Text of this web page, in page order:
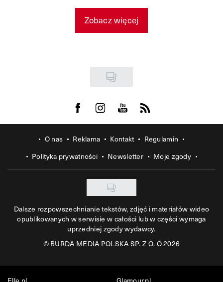
Zobacz więcej
Visit us on Facebook
Visit us on Instagram
Visit us on Youtube
Visit us on Rss
O nas Reklama Kontakt
Regulamin
Polityka prywatności
Newsletter Moje zgody
Dalsze rozpowszechnianie tekstów, zdjęć i materiałów wideo
opublikowanych w serwisie w całości lub w części wymaga
uprzedniej zgody wydawcy.
©BURDA MEDIA POLSKA SP. Z O. O 2026